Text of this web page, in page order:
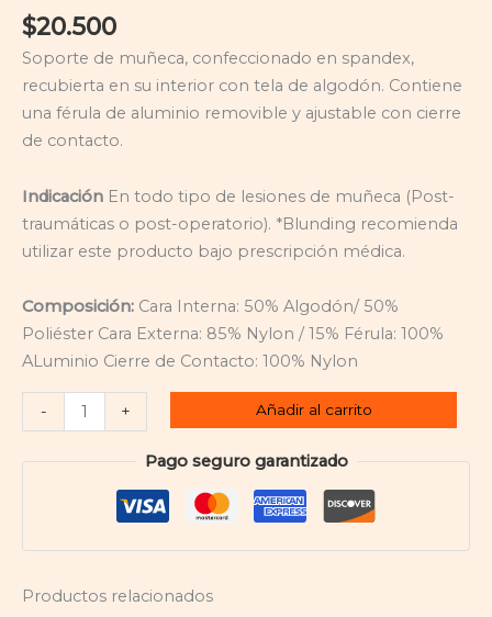
$20.500
Soporte de muñeca, confeccionado en spandex,
recubierta en su interior con tela de algodón. Contiene
una férula de aluminio removible y ajustable con cierre
de contacto.
Indicación En todo tipo de lesiones de muñeca (Post-
traumáticas o post-operatorio). *Blunding recomienda
utilizar este producto bajo prescripción médica.
Composición: Cara Interna: 50% Algodón/ 50%
Poliéster Cara Externa: 85% Nylon / 15% Férula: 100%
ALuminio Cierre de Contacto: 100% Nylon
- + Añadir al carrito
Pago seguro garantizado
Productos relacionados